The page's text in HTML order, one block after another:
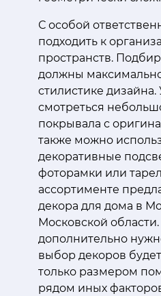
С особой
подходить к
пространств.
должны максимально
стилистике дизайна.
смотреться
покрывала с
также можно
декоративные
фоторамки или
ассортименте
декора для дома в
Московской
дополнительно
выбор декоров
только размером
рядом иных